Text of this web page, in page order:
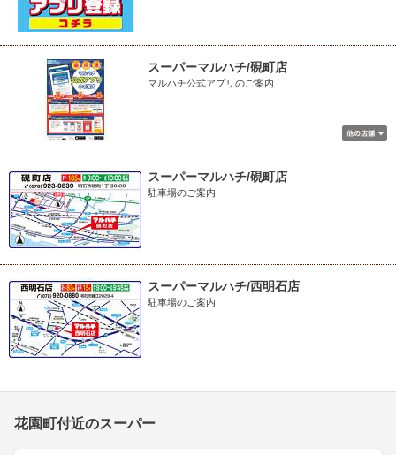
スーパーマルハチ/硯町店
マルハチ公式アプリのご案内
スーパーマルハチ/硯町店
駐車場のご案内
スーパーマルハチ/西明石店
駐車場のご案内
花園町付近のスーパー